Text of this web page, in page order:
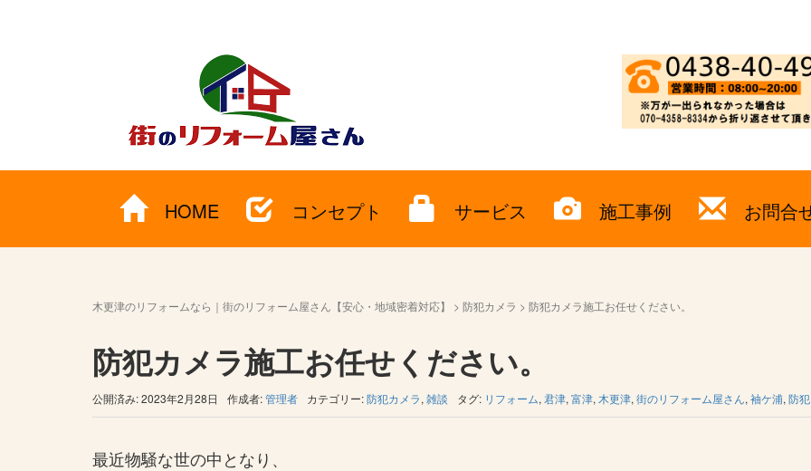
HOME コンセプト サービス 施工事例 お問合
木更津のリフォームなら｜街のリフォーム屋さん【安心・地域密着対応】 > 防犯カメラ > 防犯カメラ施工お任せください。
防犯カメラ施工お任せください。
公開済み: 2023年2月28日 作成者:管理者 カテゴリー:防犯カメラ, 雑談 タグ: リフォーム, 君津, 富津, 木更津, 街のリフォーム屋さん, 袖ケ浦, 防
最近物騒な世の中となり、